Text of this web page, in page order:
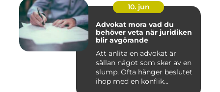
10. jun
Advokat mora vad du
behöver veta när juridiken
blir avgörande
Att anlita en advokat är
sällan något som sker av en
slump. Ofta hänger beslutet
ihop med en konflik...